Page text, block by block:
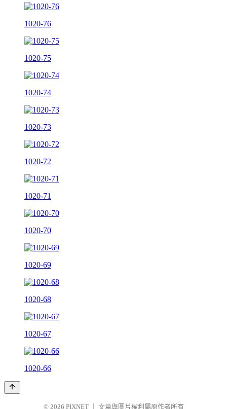
1020-76
1020-75
1020-74
1020-73
1020-72
1020-71
1020-70
1020-69
1020-68
1020-67
1020-66
© 2026 PIXNET 文章與圖片權利屬原作者所有